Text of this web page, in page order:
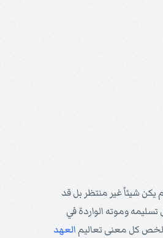
يكن شيئاً غير منتظر بل قد
تسليمه وموته الواردة في
لخص كل معنى تعاليم العهد